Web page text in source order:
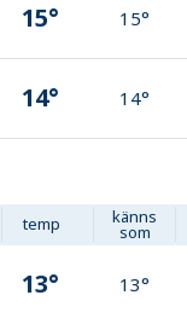
15° 15°
14° 14°
temp känns
som
13° 13°